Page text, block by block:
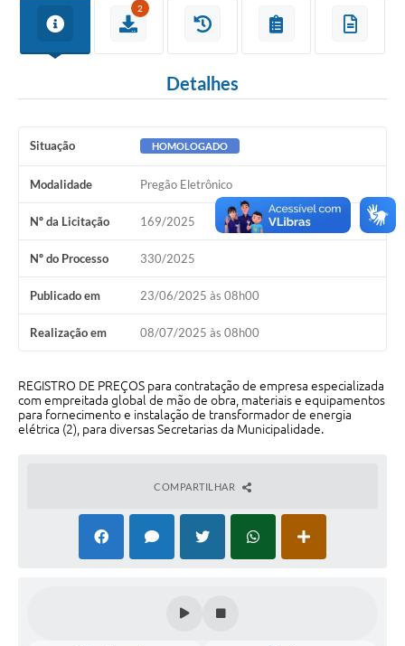
Conselhos Municipais
Contas Públicas
Legislação
Perguntas Frequentes
Transparência
Audiências Públicas
Editais
Telefones Úteis
Emprega
2
Detalhes
Situação HOMOLOGADO
Modalidade Pregão Eletrônico
Nº da Licitação 169/2025
Nº do Processo 330/2025
Publicado em 23/06/2025 às 08h00
Realização em 08/07/2025 às 08h00
REGISTRO DE PREÇOS para contratação de empresa especializada
com empreitada global de mão de obra, materiais e equipamentos
para fornecimento e instalação de transformador de energia
elétrica (2), para diversas Secretarias da Municipalidade.
COMPARTILHAR